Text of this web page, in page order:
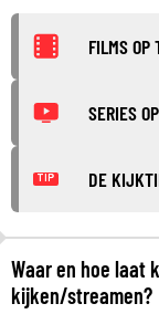
FILMS OP
SERIES
TIP DE
Waar en hoe laat
kijken/streamen?